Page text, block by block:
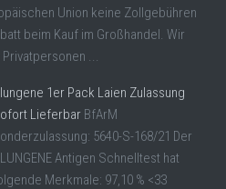
Union keine Zollgebühren
beim Kauf im Großhandel. Wir
...
1er Pack Laien Zulassung
Lieferbar BfArM
5640-S-168/21 Der
Antigen Schnelltest hat
Merkmale: 97,10 % <33